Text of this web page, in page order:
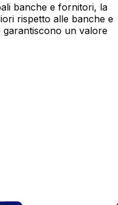
banche e fornitori, la
rispetto alle banche e
garantiscono un valore